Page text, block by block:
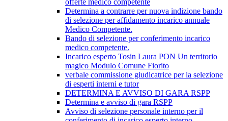
offerte medico competente
Determina a contrarre per nuova indizione bando
di selezione per affidamento incarico annuale
Medico Competente.
Bando di selezione per conferimento incarico
medico competente.
Incarico esperto Tosin Laura PON Un territorio
magico Modulo Comune Fiorito
verbale commissione giudicatrice per la selezione
di esperti interni e tutor
DETERMINA E AVVISO DI GARA RSPP
Determina e avviso di gara RSPP
Avviso di selezione personale interno per il